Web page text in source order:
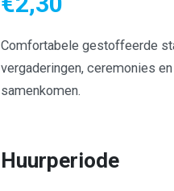
Comfortabele gestoffeerde
vergaderingen, ceremonies
samenkomen.
Huurperiode